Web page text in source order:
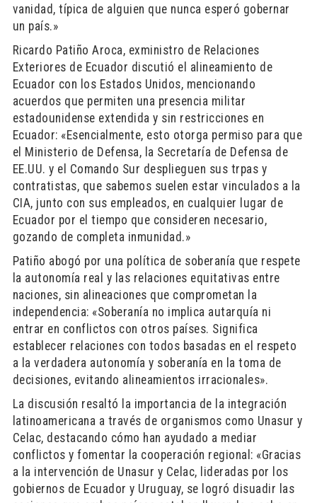
vanidad, típica de alguien que nunca esperó gobernar
un país.»
Ricardo Patiño Aroca, exministro de Relaciones
Exteriores de Ecuador discutió el alineamiento de
Ecuador con los Estados Unidos, mencionando
acuerdos que permiten una presencia militar
estadounidense extendida y sin restricciones en
Ecuador: «Esencialmente, esto otorga permiso para que
el Ministerio de Defensa, la Secretaría de Defensa de
EE.UU. y el Comando Sur desplieguen sus trpas y
contratistas, que sabemos suelen estar vinculados a la
CIA, junto con sus empleados, en cualquier lugar de
Ecuador por el tiempo que consideren necesario,
gozando de completa inmunidad.»
Patiño abogó por una política de soberanía que respete
la autonomía real y las relaciones equitativas entre
naciones, sin alineaciones que comprometan la
independencia: «Soberanía no implica autarquía ni
entrar en conflictos con otros países. Significa
establecer relaciones con todos basadas en el respeto
a la verdadera autonomía y soberanía en la toma de
decisiones, evitando alineamientos irracionales».
La discusión resaltó la importancia de la integración
latinoamericana a través de organismos como Unasur y
Celac, destacando cómo han ayudado a mediar
conflictos y fomentar la cooperación regional: «Gracias
a la intervención de Unasur y Celac, lideradas por los
gobiernos de Ecuador y Uruguay, se logró disuadir las